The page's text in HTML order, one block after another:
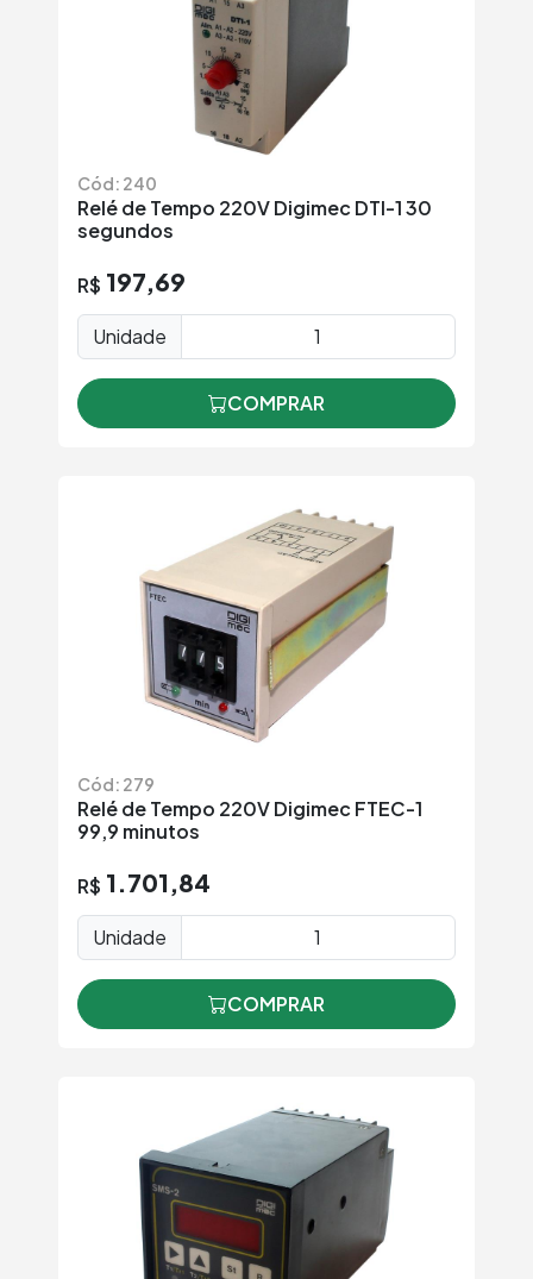
Cód: 240
Relé de Tempo 220V Digimec DTI-1 30
segundos
R$ 197,69
Unidade
COMPRAR
Cód: 279
Relé de Tempo 220V Digimec FTEC-1
99,9 minutos
R$ 1.701,84
Unidade
COMPRAR